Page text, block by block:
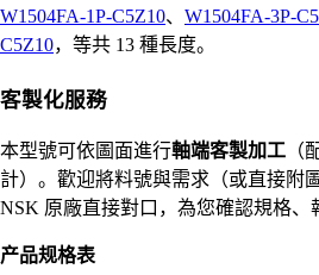
W1504FA-1P-C5Z10、 W1504FA-3P-
C5Z10，等共 13 種長度。
客製化服務
本型號可依圖面進行軸端客製加工 （
計）。歡迎將料號與需求（或直接附
NSK 原廠直接對口，為您確認規格、
产品规格表